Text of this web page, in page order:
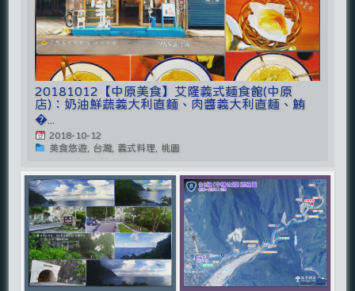
20181012【中原美食】艾隆義式麵食館(中原
店)：奶油鮮蔬義大利直麵、肉醬義大利直麵、鮪
�...
2018-10-12
美食悠遊, 台灣, 義式料理, 桃園